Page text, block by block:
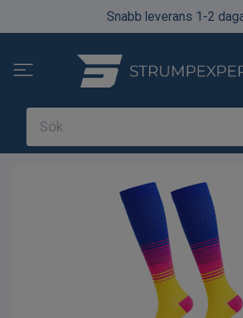
Snabb leverans 1-2